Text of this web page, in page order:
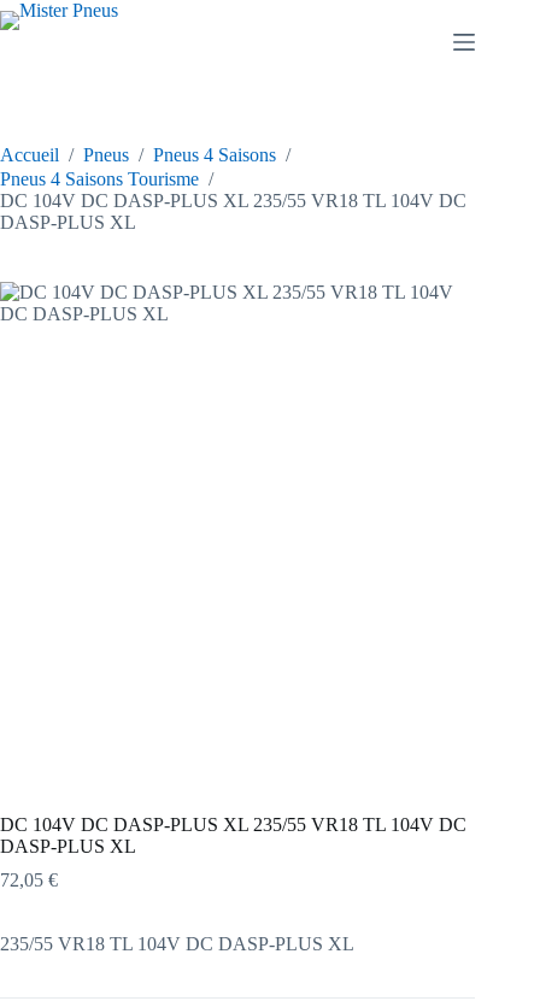
Passer
au
Accueil / Pneus / Pneus 4 Saisons /
Pneus 4 Saisons Tourisme /
DC 104V DC DASP-PLUS XL 235/55 VR18 TL 104V DC
DASP-PLUS XL
DC 104V DC DASP-PLUS XL 235/55 VR18 TL 104V DC
DASP-PLUS XL
72,05 €
235/55 VR18 TL 104V DC DASP-PLUS XL